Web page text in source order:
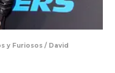
y Furiosos / David